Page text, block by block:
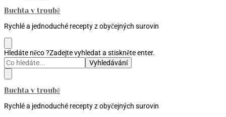
Buchta v troubě
Rychlé a jednoduché recepty z obyčejných surovin
Hledáte něco ?Zadejte vyhledat a stiskněte enter.
Buchta v troubě
Rychlé a jednoduché recepty z obyčejných surovin